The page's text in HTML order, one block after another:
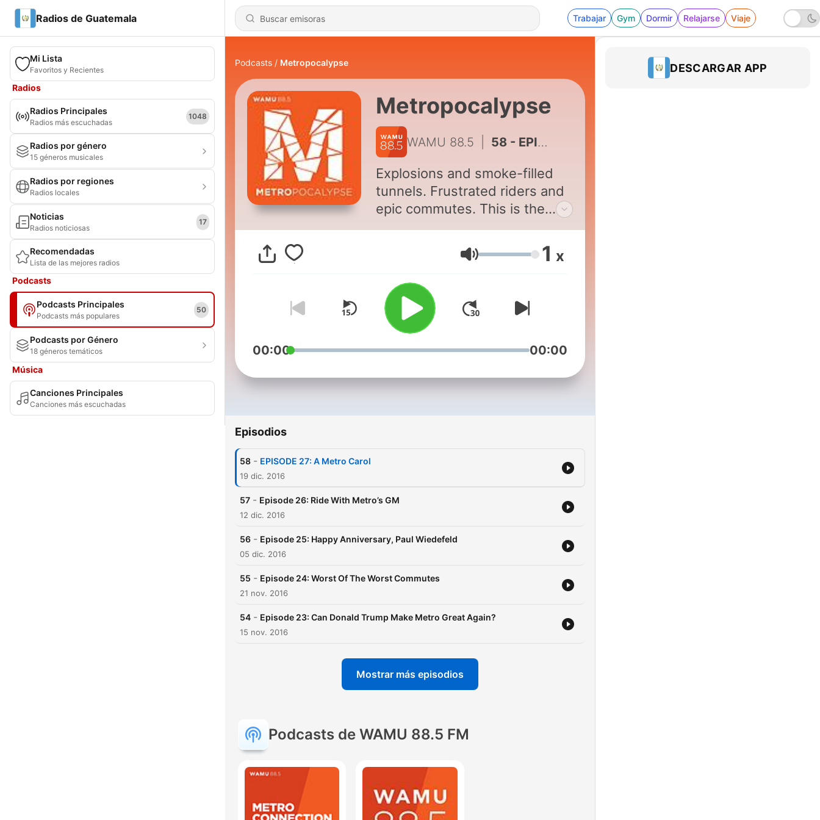
Radios de Guatemala Trabajar Gym Dormir Relajarse Viaje
Mi Lista
Favoritos y Recientes
Radios
Radios Principales
Radios más escuchadas
1048
Radios por género
15 géneros musicales
Radios por regiones
Radios locales
Noticias
Radios noticiosas
17
Recomendadas
Lista de las mejores radios
Podcasts
Podcasts Principales
Podcasts más populares
50
Podcasts por Género
18 géneros temáticos
Música
Canciones Principales
Canciones más escuchadas
Podcasts Metropocalypse
Metropocalypse
WAMU 88.5 58 - EPISODE 27: A Metro Carol
Explosions and smoke-filled
tunnels. Frustrated riders and
epic commutes. This is the
new normal on Washington’s
Metro. Metropocalypse, a
weekly podcast from WAMU
88.5, explores the
unprecedented plan to rebuild
tracks and re-engineer culture
on the nation’s second largest
transit system. Send questions
Volumen 1 x
00:00 00:00
Episodios
58 - EPISODE 27: A Metro Carol
19 dic. 2016
57 - Episode 26: Ride With Metro’s GM
12 dic. 2016
56 - Episode 25: Happy Anniversary, Paul Wiedefeld
05 dic. 2016
55 - Episode 24: Worst Of The Worst Commutes
21 nov. 2016
54 - Episode 23: Can Donald Trump Make Metro Great Again?
15 nov. 2016
Mostrar más episodios
Podcasts de WAMU 88.5 FM
DESCARGAR APP